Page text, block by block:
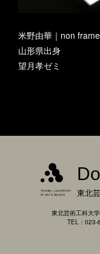
米野由華｜non frame
山形県出身
望月孝ゼミ
東北
東北芸術工科大
TEL：